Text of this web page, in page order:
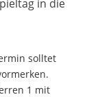
in die
solltet
1 mit